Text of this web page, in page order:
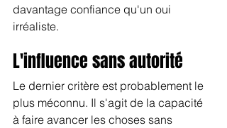
davantage confiance qu'un oui
irréaliste.
L'influence sans autorité
Le dernier critère est probablement le
plus méconnu. Il s'agit de la capacité
à faire avancer les choses sans